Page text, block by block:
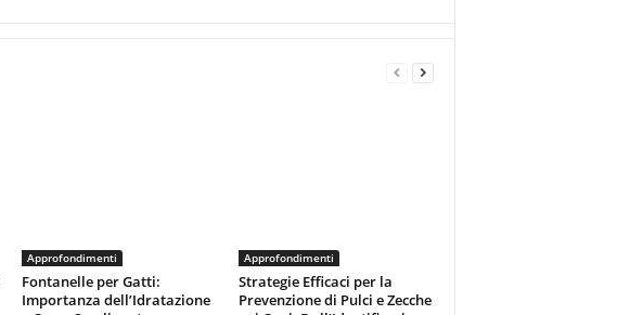
Approfondimenti
Fontanelle per Gatti:
Importanza dell’Idratazione
Approfondimenti
Strategie Efficaci per la
Prevenzione di Pulci e Zecche